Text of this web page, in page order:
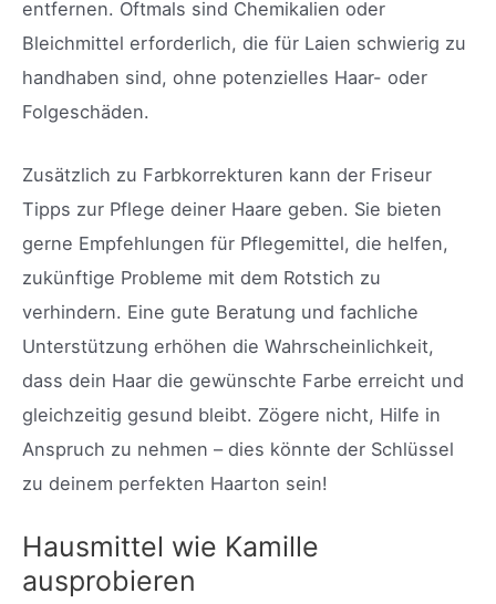
entfernen. Oftmals sind Chemikalien oder
Bleichmittel erforderlich, die für Laien schwierig zu
handhaben sind, ohne potenzielles Haar- oder
Folgeschäden.
Zusätzlich zu Farbkorrekturen kann der Friseur
Tipps zur Pflege deiner Haare geben. Sie bieten
gerne Empfehlungen für Pflegemittel, die helfen,
zukünftige Probleme mit dem Rotstich zu
verhindern. Eine gute Beratung und fachliche
Unterstützung erhöhen die Wahrscheinlichkeit,
dass dein Haar die gewünschte Farbe erreicht und
gleichzeitig gesund bleibt. Zögere nicht, Hilfe in
Anspruch zu nehmen – dies könnte der Schlüssel
zu deinem perfekten Haarton sein!
Hausmittel wie Kamille
ausprobieren